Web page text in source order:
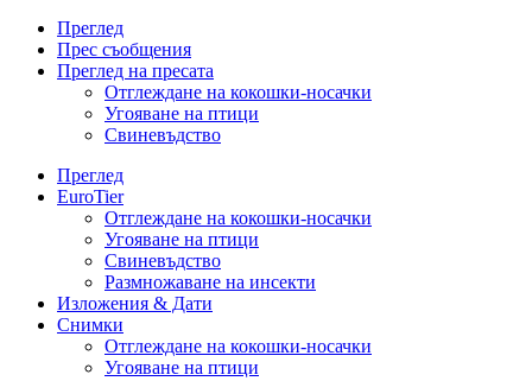
Преглед
Прес съобщения
Преглед на пресата
Отглеждане на кокошки-носачки
Угояване на птици
Свиневъдство
Преглед
EuroTier
Отглеждане на кокошки-носачки
Угояване на птици
Свиневъдство
Размножаване на инсекти
Изложения & Дати
Снимки
Отглеждане на кокошки-носачки
Угояване на птици